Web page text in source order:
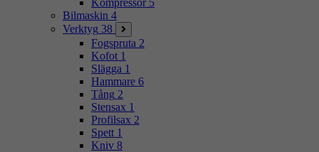
Kompressor 5
Bilmaskin 4
Verktyg 38
Fogspruta 2
Kofot 1
Slägga 1
Hammare 6
Tång 2
Stensax 1
Profilsax 2
Spett 1
Kniv 8